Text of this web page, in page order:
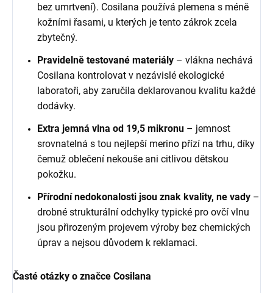
bez umrtvení). Cosilana používá plemena s méně
kožními řasami, u kterých je tento zákrok zcela
zbytečný.
Pravidelně testované materiály – vlákna nechává
Cosilana kontrolovat v nezávislé ekologické
laboratoři, aby zaručila deklarovanou kvalitu každé
dodávky.
Extra jemná vlna od 19,5 mikronu – jemnost
srovnatelná s tou nejlepší merino přízí na trhu, díky
čemuž oblečení nekouše ani citlivou dětskou
pokožku.
Přírodní nedokonalosti jsou znak kvality, ne vady –
drobné strukturální odchylky typické pro ovčí vlnu
jsou přirozeným projevem výroby bez chemických
úprav a nejsou důvodem k reklamaci.
Časté otázky o značce Cosilana